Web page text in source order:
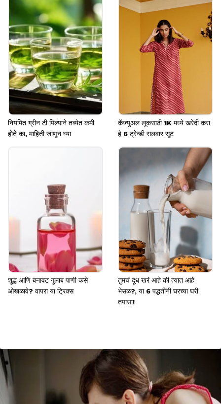
सर्वोत्तम पर्याय आहे. रक्तातील साखरेची पातळी नियंत्रित ठेवणारे हे
दाणे तुमच्या पाचनसंस्थेला मदत करतात.
Image credits: social media
नियमित ग्रीन टी पिल्याने तब्येत कमी
होते का, माहिती जाणून घ्या
कॅज्युअल लूकसाठी 1K मध्ये खरेदी करा
हे 6 ट्रेन्डी सलवार सूट
शुद्ध आणि बनावट गुलाब पाणी कसे
ओखळावे? वापरा या ट्रिक्स
तुमचं दूध खरं आहे की त्यात आहे
भेसळ?, या 6 पद्धतींनी घरच्या घरी
तपासा!